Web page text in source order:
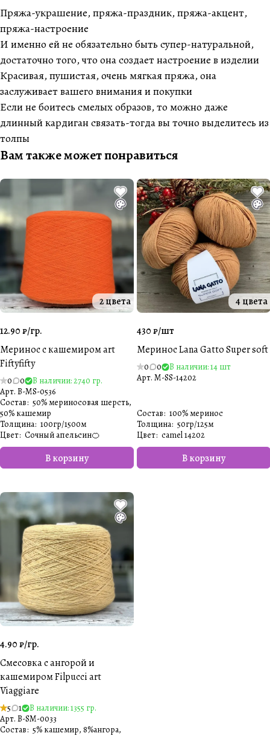
Пряжа-украшение, пряжа-праздник, пряжа-акцент,
пряжа-настроение
И именно ей не обязательно быть супер-натуральной,
достаточно того, что она создает настроение в изделии
Красивая, пушистая, очень мягкая пряжа, она
заслуживает вашего внимания и покупки
Если не боитесь смелых образов, то можно даже
длинный кардиган связать-тогда вы точно выделитесь из
толпы
Вам также может понравиться
2 цвета
12.90 ₽/гр.
Меринос с кашемиром art
Fiftyfifty
0 0
В наличии: 2740 гр.
Арт. B-MS-0536
В корзину
Состав: 50% мериносовая шерсть,
50% кашемир
Толщина: 100гр/1500м
Цвет: Сочный апельсин🍊
4 цвета
430 ₽/шт
Меринос Lana Gatto Super soft
0 0
В наличии: 14 шт
Арт. M-SS-14202
В корзину
Состав: 100% меринос
Толщина: 50гр/125м
Цвет: сamel 14202
4.90 ₽/гр.
Cмесовка с ангорой и
кашемиром Filpucci art
Viaggiare
5 1
В наличии: 1355 гр.
Арт. B-SM-0033
Состав: 5% кашемир, 8%ангора,